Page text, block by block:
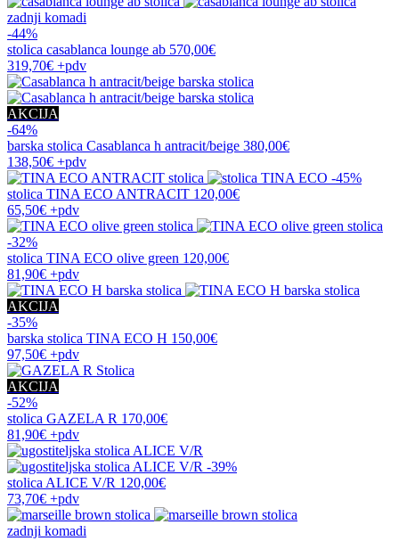
zadnji komadi
-44%
stolica casablanca lounge ab 570,00€
319,70€ +pdv
AKCIJA
-64%
barska stolica Casablanca h antracit/beige 380,00€
138,50€ +pdv
-45%
stolica TINA ECO ANTRACIT 120,00€
65,50€ +pdv
-32%
stolica TINA ECO olive green 120,00€
81,90€ +pdv
AKCIJA
-35%
barska stolica TINA ECO H 150,00€
97,50€ +pdv
AKCIJA
-52%
stolica GAZELA R 170,00€
81,90€ +pdv
-39%
stolica ALICE V/R 120,00€
73,70€ +pdv
zadnji komadi